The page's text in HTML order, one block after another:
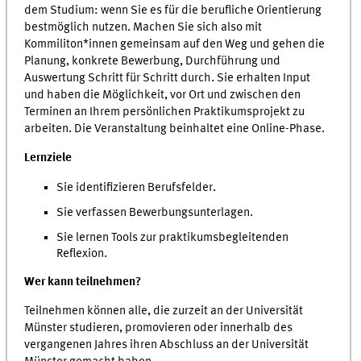
dem Studium: wenn Sie es für die berufliche Orientierung
bestmöglich nutzen. Machen Sie sich also mit
Kommiliton*innen gemeinsam auf den Weg und gehen die
Planung, konkrete Bewerbung, Durchführung und
Auswertung Schritt für Schritt durch. Sie erhalten Input
und haben die Möglichkeit, vor Ort und zwischen den
Terminen an Ihrem persönlichen Praktikumsprojekt zu
arbeiten. Die Veranstaltung beinhaltet eine Online-Phase.
Lernziele
Sie identifizieren Berufsfelder.
Sie verfassen Bewerbungsunterlagen.
Sie lernen Tools zur praktikumsbegleitenden
Reflexion.
Wer kann teilnehmen?
Teilnehmen können alle, die zurzeit an der Universität
Münster studieren, promovieren oder innerhalb des
vergangenen Jahres ihren Abschluss an der Universität